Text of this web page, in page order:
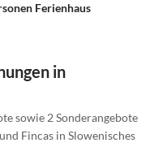
Ferienhaus
in
sowie 2 Sonderangebote
Fincas in Slowenisches